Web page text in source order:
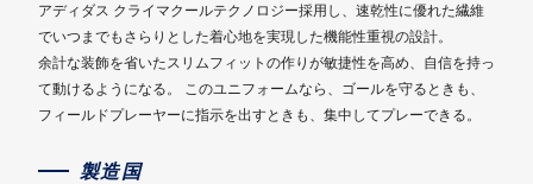
アディダス クライマクールテクノロジー採用し、速乾性に優れた繊維
でいつまでもさらりとした着心地を実現した機能性重視の設計。
余計な装飾を省いたスリムフィットの作りが敏捷性を高め、自信を持っ
て動けるようになる。 このユニフォームなら、ゴールを守るときも、
フィールドプレーヤーに指示を出すときも、集中してプレーできる。
製造国